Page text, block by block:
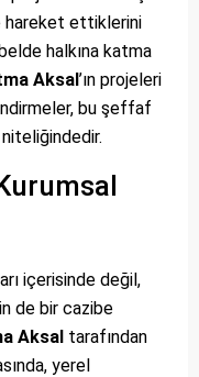
hareket ettiklerini
halkına katma
Aksal’ın projeleri
bu şeffaf
içerisinde değil,
de bir cazibe
Aksal tarafından
yerel